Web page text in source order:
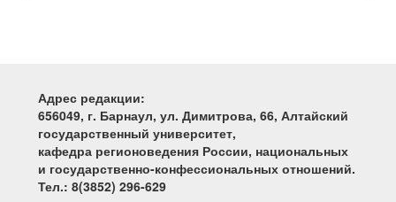
Адрес редакции:
656049, г. Барнаул, ул. Димитрова, 66, Алтайский
государственный университет,
кафедра регионоведения России, национальных
и государственно-конфессиональных отношений.
Тел.: 8(3852) 296-629